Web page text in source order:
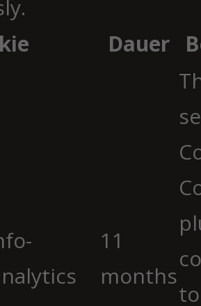
Dauer
11
months